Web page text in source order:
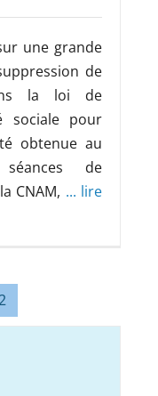
une grande
de
la loi de
sociale pour
obtenue au
de
CNAM, ... lire